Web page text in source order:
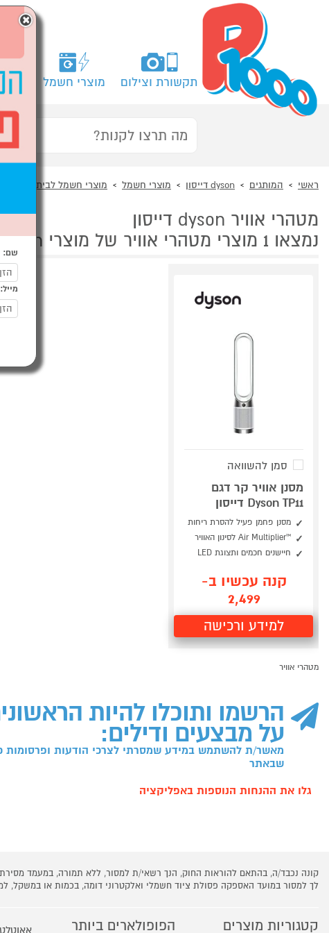
תקשורת וצילום מוצרי חשמל
ראשי המותגים dyson דייסון מוצרי חשמל מוצרי חשמל לבית
מטהרי אוויר dyson דייסון
נמצאו 1 מוצרי מטהרי אוויר של מוצרי dyson דייסון
סמן להשוואה
מסנן אוויר קר דגם
Dyson TP11 דייסון
מסנן פחמן פעיל להסרת ריחות
™Air Multiplier לסינון האוויר
חיישנים חכמים ותצוגת LED
קנה עכשיו ב-
2,499
למידע ורכישה
מטהרי אוויר
הרשמו ותוכלו להיות
על מבצעים ודילים:
מאשר/ת להשתמש במידע שמסרתי לצרכי הודעות ופרסומות
שבאתר
גלו את ההנחות הנוספות באפליקציה
קונה נכבד/ה, בהתאם להוראות החוק, הנך רשאי/ת למסור, ללא תמורה, במעמד
לך למסור במועד האספקה פסולת ציוד חשמלי ואלקטרוני דומה, בכמות או
קטגוריות מוצרים הפופולארים ביותר אאוטלט
×
שם:
מייל: